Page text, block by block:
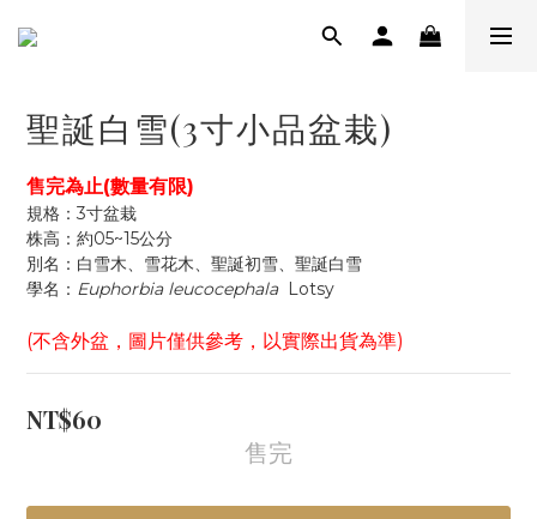
聖誕白雪(3寸小品盆栽)
售完為止(數量有限)
規格：3寸盆栽
株高：約05~15公分
別名：白雪木、雪花木、聖誕初雪、聖誕白雪
學名： Euphorbia leucocephala
  Lotsy
(不含外盆，圖片僅供參考，以實際出貨為準)
NT$60
售完